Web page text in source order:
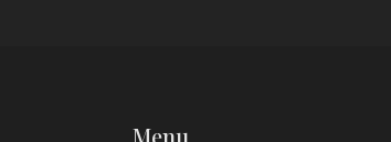
Menu